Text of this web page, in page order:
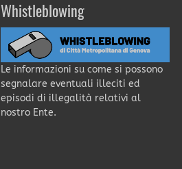
Whistleblowing
Le informazioni su come si possono
segnalare eventuali illeciti ed
episodi di illegalità relativi al
nostro Ente.